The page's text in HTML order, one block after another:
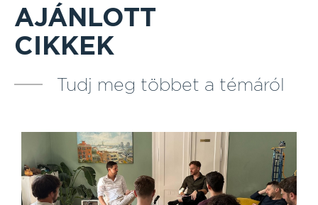
AJÁNLOTT
CIKKEK
Tudj meg többet a témáról